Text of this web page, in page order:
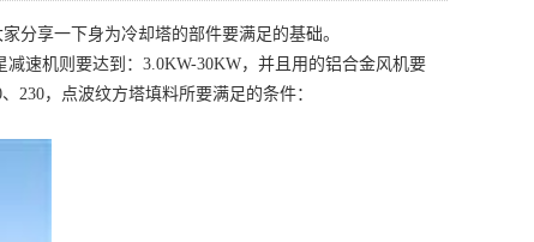
分享一下身为冷却塔的部件要满足的基础。
速机则要达到：3.0KW-30KW，并且用的铝合金风机要
230，点波纹方塔填料所要满足的条件：